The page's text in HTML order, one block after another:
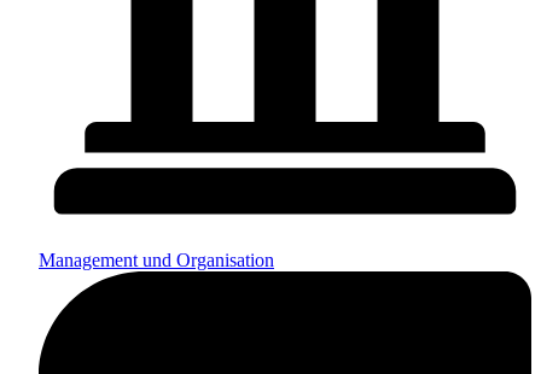
Management und Organisation